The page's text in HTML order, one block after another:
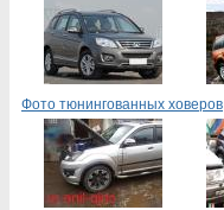
Фото тюнингованных ховеров